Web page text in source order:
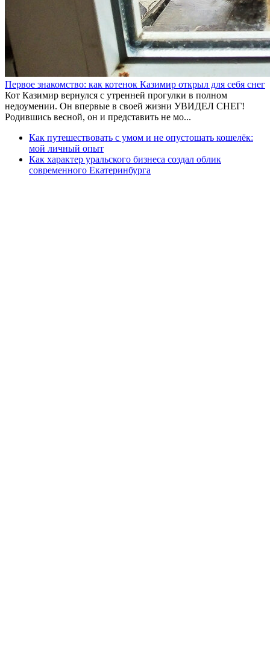
Первое знакомство: как котенок Казимир открыл для себя снег
Кот Казимир вернулся с утренней прогулки в полном
недоумении. Он впервые в своей жизни УВИДЕЛ СНЕГ!
Родившись весной, он и представить не мо...
Как путешествовать с умом и не опустошать кошелёк:
мой личный опыт
Как характер уральского бизнеса создал облик
современного Екатеринбурга